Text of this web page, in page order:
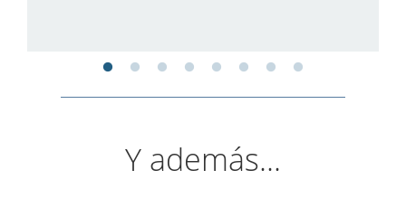
Y además...